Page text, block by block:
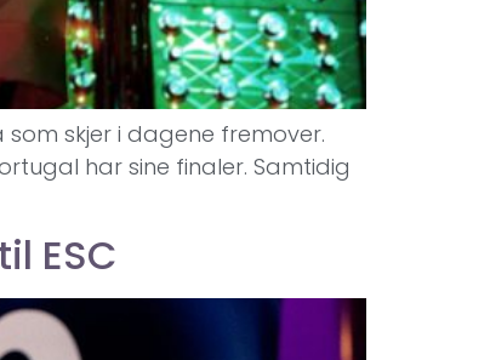
skjer i dagene fremover.
har sine finaler. Samtidig
ESC